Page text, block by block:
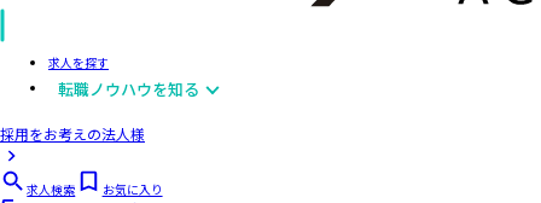
求人を探す
転職ノウハウを知る
採用をお考えの法人様
求人検索
お気に入り